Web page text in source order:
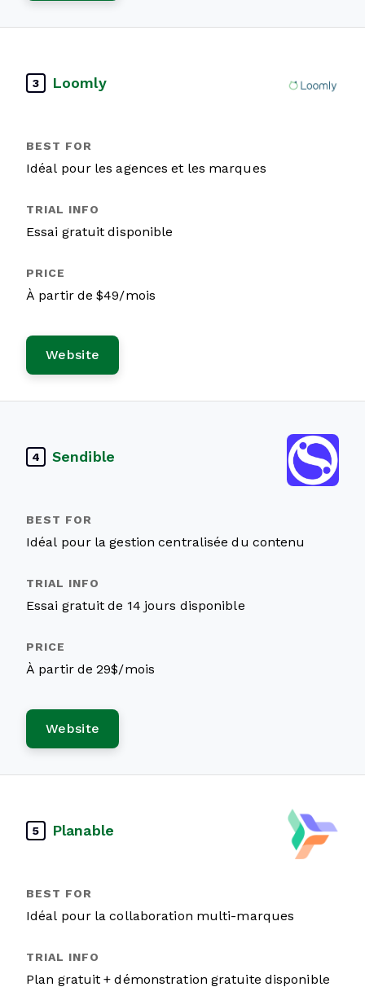
3 Loomly
Idéal pour les agences et les marques
Essai gratuit disponible
À partir de $49/mois
Website
4 Sendible
Idéal pour la gestion centralisée du contenu
Essai gratuit de 14 jours disponible
À partir de 29$/mois
Website
5 Planable
Idéal pour la collaboration multi-marques
Plan gratuit + démonstration gratuite disponible